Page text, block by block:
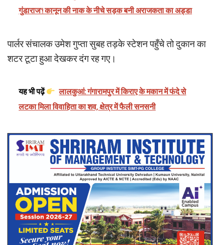
गुंडाराज'! कानून की नाक के नीचे सड़क बनी अराजकता का अड्डा
पार्लर संचालक उमेश गुप्ता सुबह तड़के स्टेशन पहुँचे तो दुकान का
शटर टूटा हुआ देखकर दंग रह गए।
यह भी पढ़ें
लालकुआं: गंगारामपुर में किराए के मकान में फंदे से
लटका मिला विवाहिता का शव, क्षेत्र में फैली सनसनी